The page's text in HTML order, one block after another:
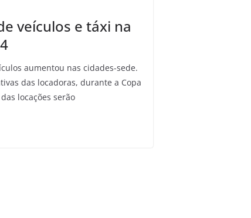
veículos e táxi na
aumentou nas cidades-sede.
das locadoras, durante a Copa
locações serão